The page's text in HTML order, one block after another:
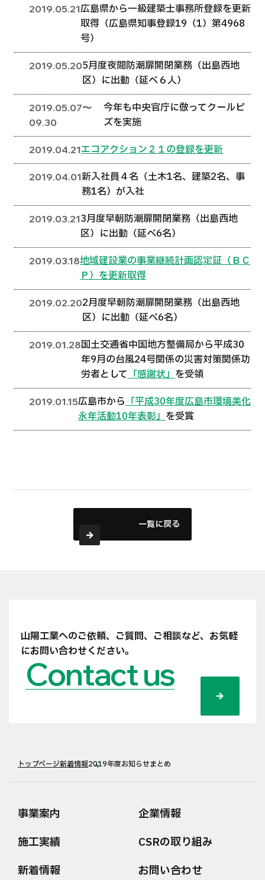
2019.05.21広島県から一級建築士事務所登録を更新
取得（広島県知事登録19（1）第4968
号）
2019.05.205月度夜間防潮扉開閉業務（出島西地
区）に出動（延べ６人）
2019.05.07〜
09.30
今年も中央官庁に倣ってクールビ
ズを実施
2019.04.21エコアクション２１の登録を更新
2019.04.01新入社員４名（土木1名、建築2名、事
務1名）が入社
2019.03.213月度早朝防潮扉開閉業務（出島西地
区）に出動（延べ6名）
2019.03.18地域建設業の事業継続計画認定証（ＢＣ
Ｐ）を更新取得
2019.02.202月度早朝防潮扉開閉業務（出島西地
区）に出動（延べ6名）
2019.01.28国土交通省中国地方整備局から平成30
年9月の台風24号関係の災害対策関係功
労者として「感謝状」を受領
2019.01.15広島市から「平成30年度広島市環境美化
永年活動10年表彰」を受賞
一覧に戻る
山陽工業へのご依頼、ご質問、ご相談など、 お気軽
にお問い合わせください。
Contact us
トップページ新着情報2019年度お知らせまとめ
事業案内
企業情報
施工実績
CSRの取り組み
新着情報
お問い合わせ